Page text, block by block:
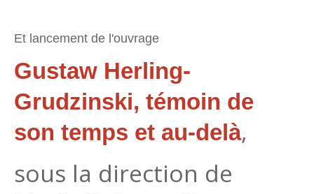
Et lancement de l'ouvrage
Gustaw Herling-
Grudzinski, témoin de
son temps et au-delà,
sous la direction de